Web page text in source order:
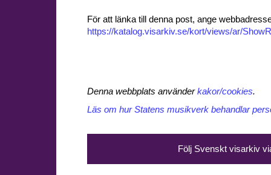
För att länka till denna post, ange
https://katalog.visarkiv.se/kort/views/ar/
Denna webbplats använderkakor/cookies.
Läs om hur Statens musikverk behandlar
Följ Svenskt visarkiv